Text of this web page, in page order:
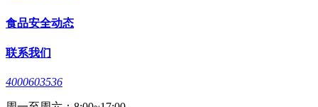
食品安全动态
联系我们
4000603536